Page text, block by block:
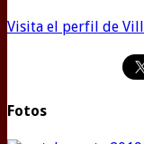
Visita el perfil de
Fotos